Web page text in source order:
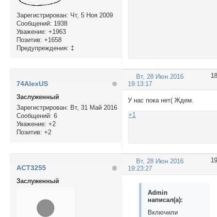
Зарегистрирован: Чт, 5 Ноя 2009
Сообщений: 1938
Уважение: +1963
Позитив: +1658
Предупреждения: ‡
18
Вт, 28 Июн 2016
19:13:17
74AlexUS
Заслуженный
Зарегистрирован: Вт, 31 Май 2016
Сообщений: 6
Уважение: +2
Позитив: +2
У нас пока нет( Ждем.
+1
19
Вт, 28 Июн 2016
19:23:27
ACT3255
Заслуженный
Admin
написал(а):
Включили